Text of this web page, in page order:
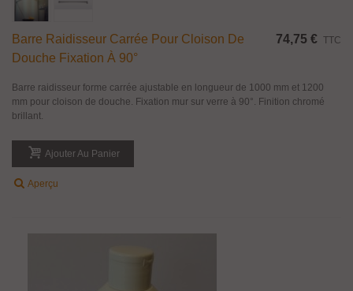
Barre Raidisseur Carrée Pour Cloison De
Douche Fixation À 90°
74,75 € TTC
Barre raidisseur forme carrée ajustable en longueur de 1000 mm et 1200
mm pour cloison de douche. Fixation mur sur verre à 90°. Finition chromé
brillant.
Ajouter Au Panier
Aperçu